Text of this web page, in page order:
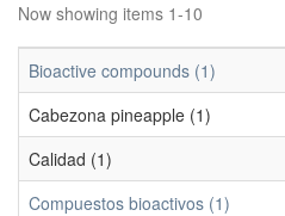
Now showing items 1-10
Bioactive compounds (1)
Cabezona pineapple (1)
Calidad (1)
Compuestos bioactivos (1)